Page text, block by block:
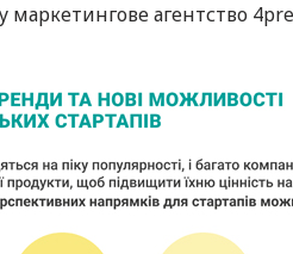
маркетингове агентство